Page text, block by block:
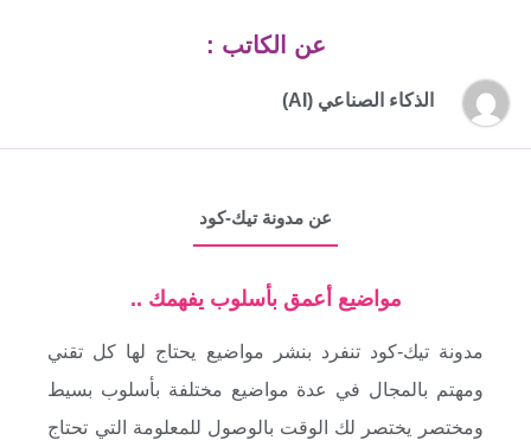
عن الكاتب :
الذكاء الصناعي (AI)
عن مدونة تيك-كود
مواضيع أعمق بأسلوب يفهمك ..
مدونة تيك-كود تنفرد بنشر مواضيع يحتاج لها كل تقني
ومهتم بالمجال في عدة مواضيع مختلفة بأسلوب بسيط
ومختصر يختصر لك الوقت بالوصول للمعلومة التي تحتاج